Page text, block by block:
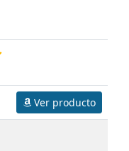
Ver producto